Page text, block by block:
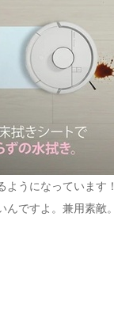
ようになっています！
ですよ。兼用素敵。